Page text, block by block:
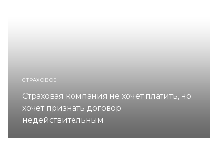
СТРАХОВОЕ
Страховая компания не хочет платить, но
хочет признать договор
недействительным